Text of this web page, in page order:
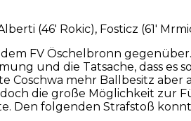
(46′ Rokic), Fosticz (61′
FV Öschelbronn
und die Tatsache, dass
Coschwa mehr Ballbesitz
die große Möglichkeit zur
folgenden Strafstoß